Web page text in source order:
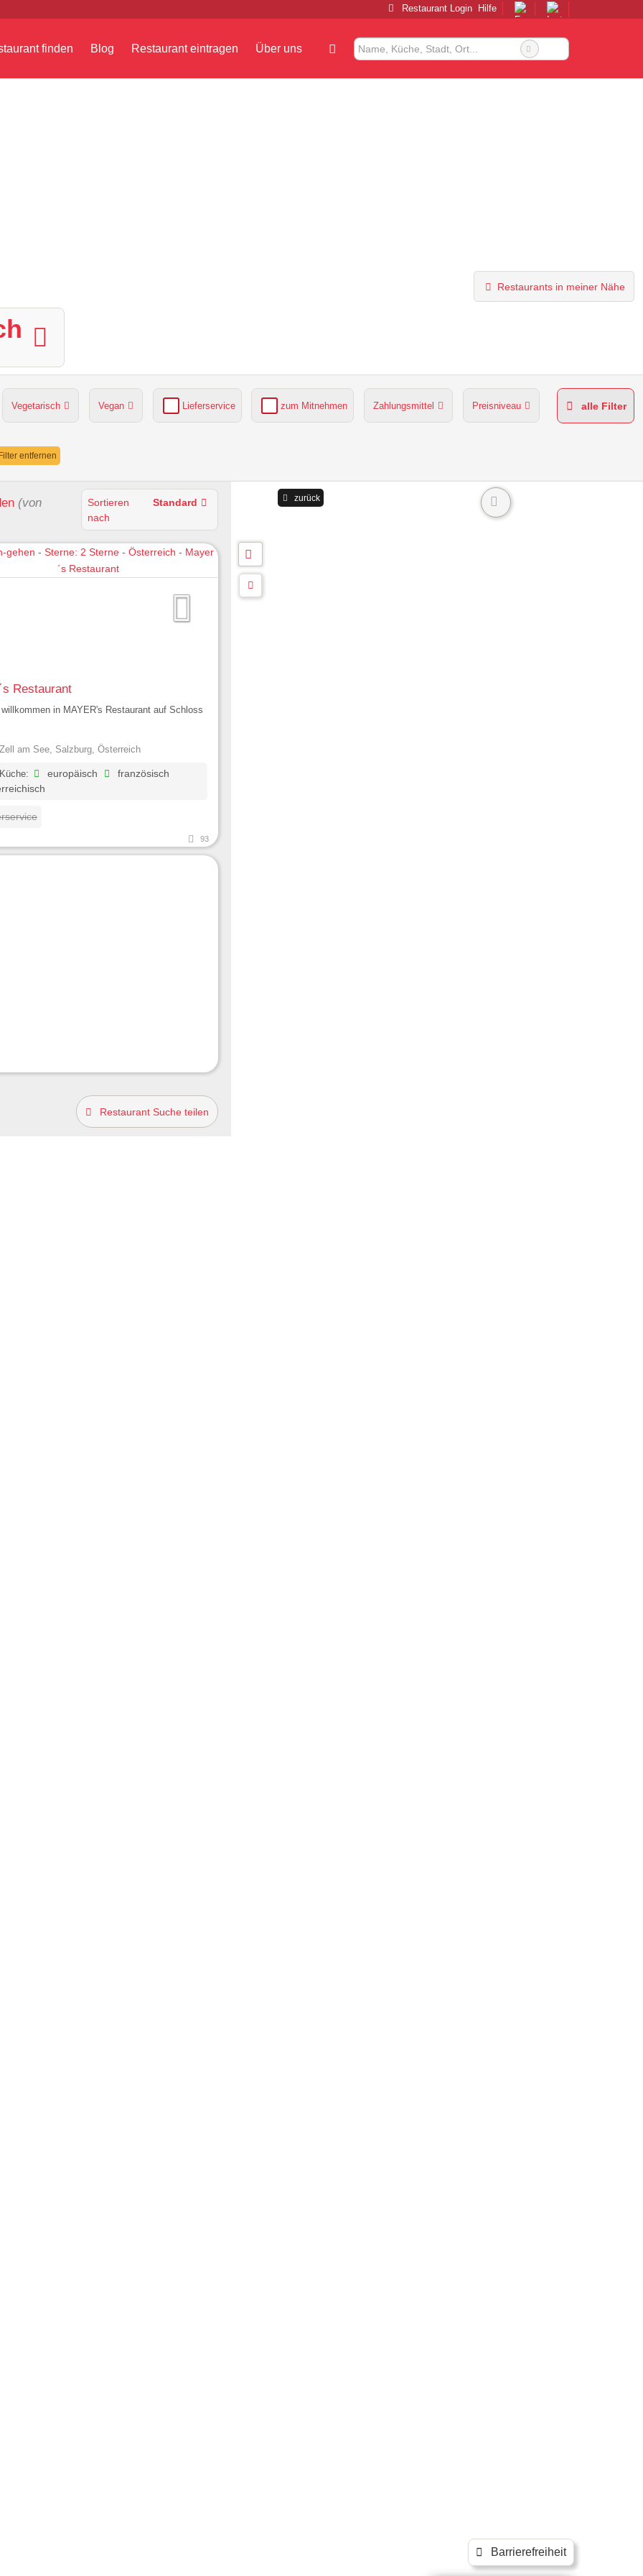
Barrierefreiheit
Restaurant Login Hilfe
finden Blog Restaurant eintragen Über uns
Restaurants in meiner Nähe
Vegetarisch Vegan Lieferservice zum Mitnehmen Zahlungsmittel Preisniveau
grüner Gastgarten
alle Filter
entfernen
(von
Sortieren
nach
Standard
Restaurant
in MAYER's Restaurant auf Schloss
am See, Salzburg, Österreich
europäisch
französisch
93
Restaurant Suche teilen
zurück